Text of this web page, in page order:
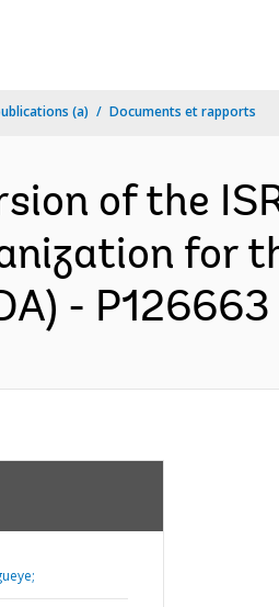
(a) Documents et rapports
of the
for
-